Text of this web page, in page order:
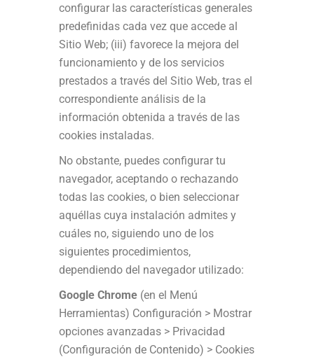
configurar las características generales
predefinidas cada vez que accede al
Sitio Web; (iii) favorece la mejora del
funcionamiento y de los servicios
prestados a través del Sitio Web, tras el
correspondiente análisis de la
información obtenida a través de las
cookies instaladas.
No obstante, puedes configurar tu
navegador, aceptando o rechazando
todas las cookies, o bien seleccionar
aquéllas cuya instalación admites y
cuáles no, siguiendo uno de los
siguientes procedimientos,
dependiendo del navegador utilizado:
Google Chrome (en el Menú
Herramientas) Configuración > Mostrar
opciones avanzadas > Privacidad
(Configuración de Contenido) > Cookies